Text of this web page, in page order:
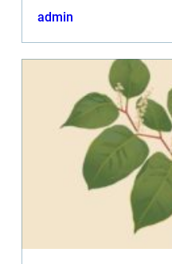
admin